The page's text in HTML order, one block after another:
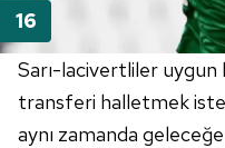
Sarı-lacivertliler
transferi halletmek
aynı zamanda